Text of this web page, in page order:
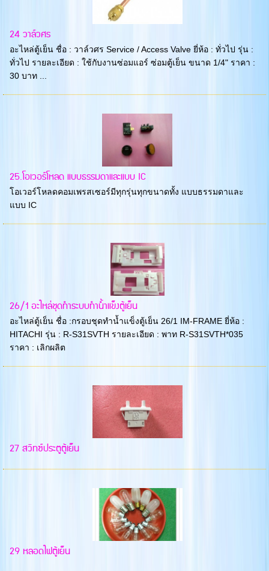
24 วาล์วศร
อะไหล่ตู้เย็น ชื่อ : วาล์วศร Service / Access Valve ยี่ห้อ : ทั่วไป รุ่น :
ทั่วไป รายละเอียด : ใช้กับงานซ่อมแอร์ ซ่อมตู้เย็น ขนาด 1/4" ราคา :
30 บาท ...
25.โอเวอร์โหลด แบบธรรมดาและแบบ IC
โอเวอร์โหลดคอมเพรสเซอร์มีทุกรุ่นทุกขนาดทั้ง แบบธรรมดาและ
แบบ IC
26/1 อะไหล่ชุดทำระบบทำน้ำแข็งตู้เย็น
อะไหล่ตู้เย็น ชื่อ :กรอบชุดทำน้ำแข็งตู้เย็น 26/1 IM-FRAME ยี่ห้อ :
HITACHI รุ่น : R-S31SVTH รายละเอียด : พาท R-S31SVTH*035
ราคา : เลิกผลิต
27 สวิทซ์ประตูตู้เย็น
29 หลอดไฟตู้เย็น